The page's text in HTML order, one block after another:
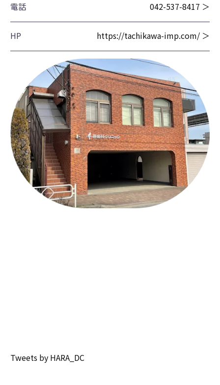
電話 042-537-8417 ＞
HP https://tachikawa-imp.com/ ＞
Tweets by HARA_DC